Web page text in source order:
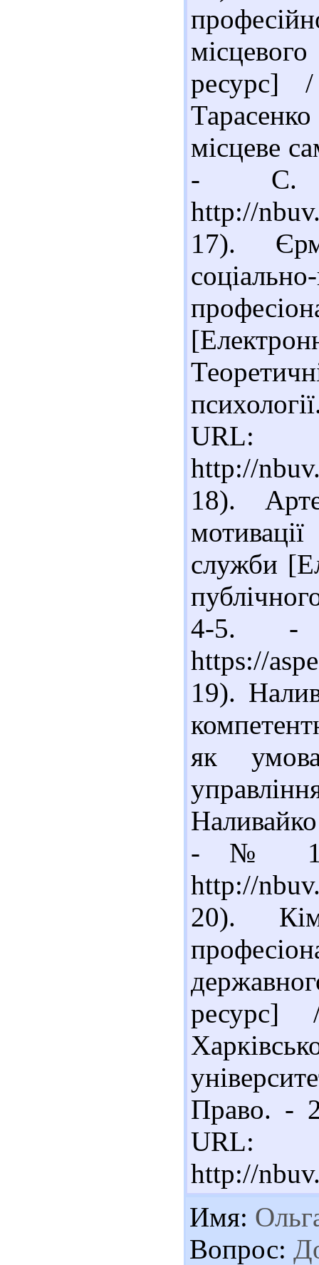
місцеве
- С.
http://
17).
URL:
http://
18).
служби
4-5. -
https://
19).
як
- № 1.
http://
20).
Право. -
URL:
http://
Имя:
Вопрос: